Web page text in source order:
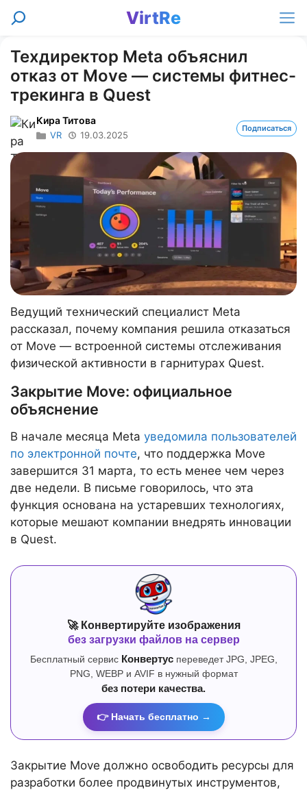
Перейти
VirtRe
Поиск
Техдиректор Meta объяснил
отказ от Move — системы фитнес-
трекинга в Quest
Кира Титова
VR 19.03.2025
Подписаться
Ведущий технический специалист Meta
рассказал, почему компания решила отказаться
от Move — встроенной системы отслеживания
физической активности в гарнитурах Quest.
Закрытие Move: официальное
объяснение
В начале месяца Meta уведомила пользователей
по электронной почте, что поддержка Move
завершится 31 марта, то есть менее чем через
две недели. В письме говорилось, что эта
функция основана на устаревших технологиях,
которые мешают компании внедрять инновации
в Quest.
🚀 Конвертируйте изображения
без загрузки файлов на сервер
Бесплатный сервис Конвертуспереведет JPG, JPEG,
PNG, WEBP и AVIF в нужный формат
без потери качества.
👉 Начать бесплатно →
Закрытие Move должно освободить ресурсы для
разработки более продвинутых инструментов,